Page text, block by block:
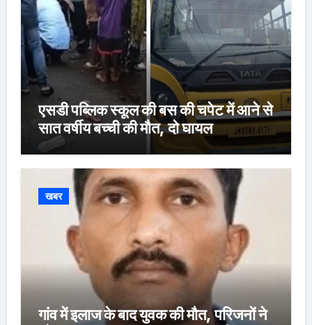
एसडी पब्लिक स्कूल की बस की चपेट में आने से
सात वर्षीय बच्ची की मौत, दो घायल
खबर
गांव में इलाज के बाद युवक की मौत, परिजनों ने